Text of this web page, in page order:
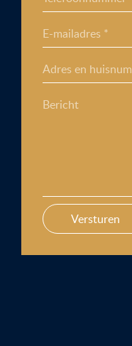
E-mailadres *
Adres en
Bericht
Versturen